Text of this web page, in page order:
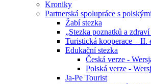
Kroniky
Partnerská spolupráce s
Žabí stezka
„Stezka poznatků a
Turistická kooperace – II.
Edukační stezka
Česká verze -
Polská verze -
Ja-Pe Tourist